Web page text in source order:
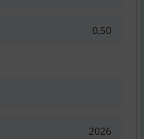
0,50
2026